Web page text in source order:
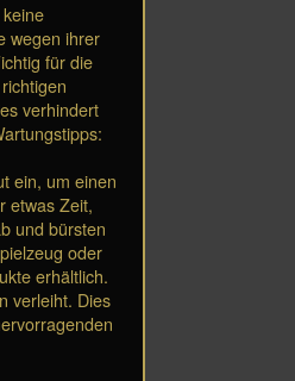
wegen ihrer
für die
verhindert
ein, um einen
etwas Zeit,
und bürsten
oder
erhältlich.
verleiht. Dies